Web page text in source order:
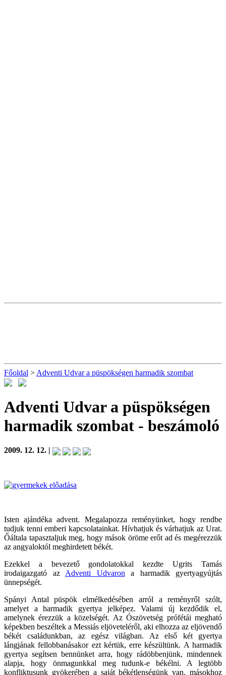
Főoldal > Adventi Udvar a püspökségen harmadik szombat
Adventi Udvar a püspökségen
harmadik szombat - beszámoló
2009. 12. 12. |
Isten ajándéka advent. Megalapozza reményünket, hogy rendbe
tudjuk tenni emberi kapcsolatainkat. Hívhatjuk és várhatjuk az Urat.
Őáltala tapasztaljuk meg, hogy mások öröme erőt ad és megérezzük
az angyaloktól meghirdetett békét.
Ezekkel a bevezető gondolatokkal kezdte Ugrits Tamás
irodaigazgató az Adventi Udvaron a harmadik gyertyagyújtás
ünnepségét.
Spányi Antal püspök elmélkedésében arról a reményről szólt,
amelyet a harmadik gyertya jelképez. Valami új kezdődik el,
amelynek érezzük a közelségét. Az Ószövetség prófétái megható
képekben beszéltek a Messiás eljöveteléről, aki elhozza az eljövendő
békét családunkban, az egész világban. Az első két gyertya
lángjának fellobbanásakor ezt kértük, erre készültünk. A harmadik
gyertya segítsen bennünket arra, hogy rádöbbenjünk, mindennek
alapja, hogy önmagunkkal meg tudunk-e békélni. A legtöbb
konfliktusunk gyökerében a saját békétlenségünk van, másokhoz